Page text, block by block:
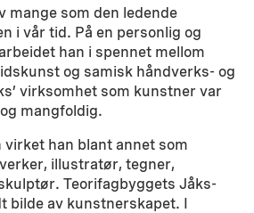
mange som den ledende
i vår tid. På en personlig og
han i spennet mellom
og samisk håndverks- og
virksomhet som kunstner var
mangfoldig.
han blant annet som
illustratør, tegner,
Teorifagbyggets Jåks-
bilde av kunstnerskapet. I